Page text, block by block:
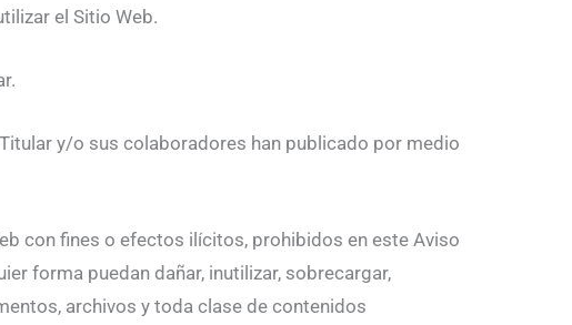
el Sitio Web.
y/o sus colaboradores han publicado por medio
con fines o efectos ilícitos, prohibidos en este Aviso
forma puedan dañar, inutilizar, sobrecargar,
archivos y toda clase de contenidos